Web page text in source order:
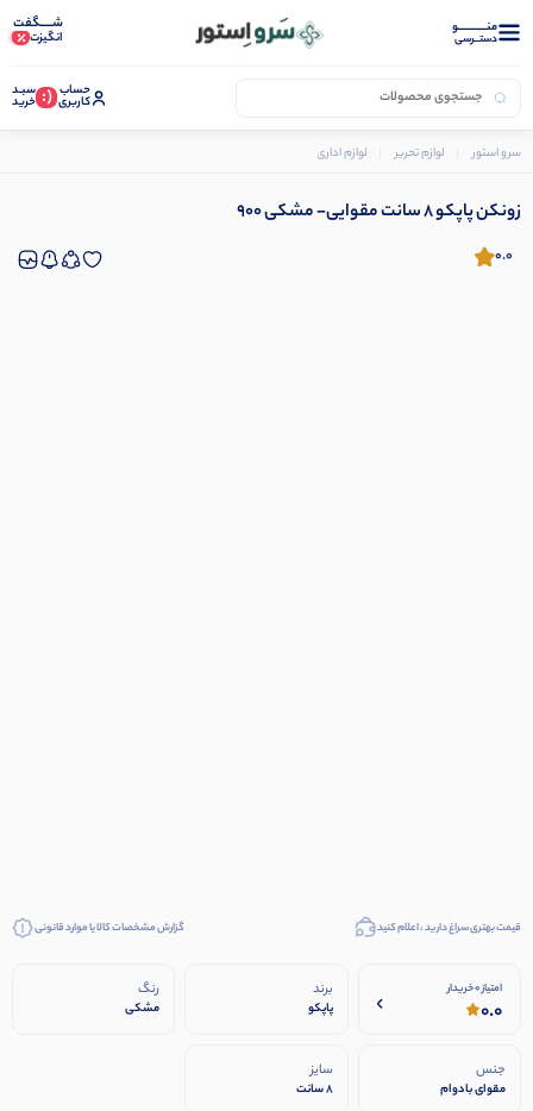
منــــــــــــو
دستــرسی
شـــــگفت
انگیزت
حساب
کاربری (: سبـد
خرید
سرو استور لوازم تحریر لوازم اداری
زونکن پاپکو 8 سانت مقوایی- مشکی 900
0.0
قیمت بهتری سراغ دارید ، اعلام کنید گزارش مشخصات کالا یا موارد قانونی
امتیاز 0 خریدار
0.0
برند
پاپکو
رنگ
مشکی
جنس
مقوای بادوام
سایز
8 سانت